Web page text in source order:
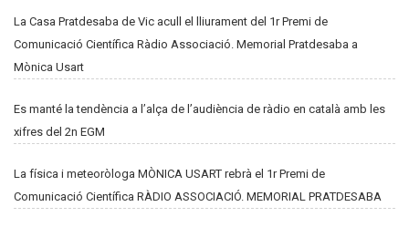
La Casa Pratdesaba de Vic acull el lliurament del 1r Premi de
Comunicació Científica Ràdio Associació. Memorial Pratdesaba a
Mònica Usart
Es manté la tendència a l’alça de l’audiència de ràdio en català amb les
xifres del 2n EGM
La física i meteoròloga MÒNICA USART rebrà el 1r Premi de
Comunicació Científica RÀDIO ASSOCIACIÓ. MEMORIAL PRATDESABA